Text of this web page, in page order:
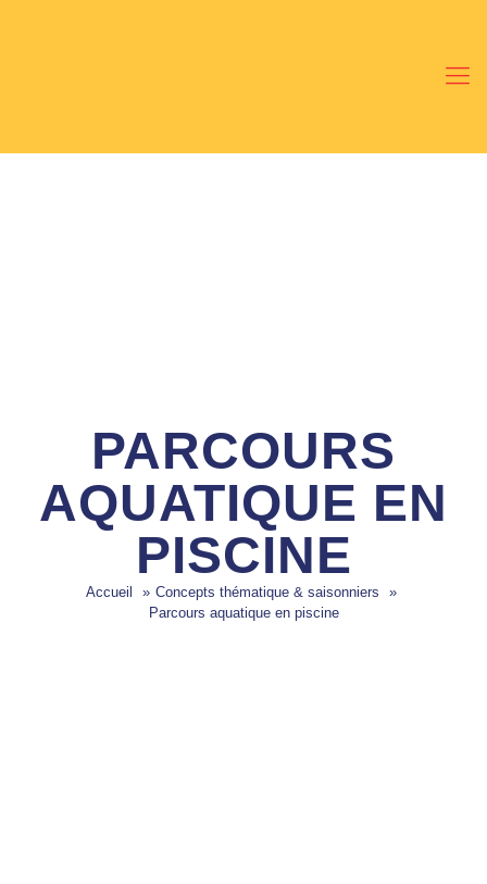
PARCOURS
AQUATIQUE EN
PISCINE
Accueil
Concepts thématique & saisonniers
Parcours aquatique en piscine